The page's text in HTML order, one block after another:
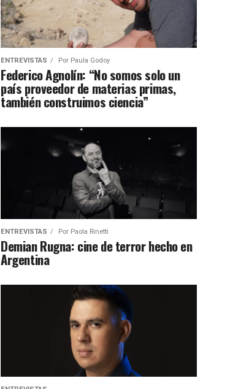
ENTREVISTAS Por Paula Godoy
Federico Agnolín: “No somos solo un
país proveedor de materias primas,
también construimos ciencia”
ENTREVISTAS Por Paola Rinetti
Demian Rugna: cine de terror hecho en
Argentina